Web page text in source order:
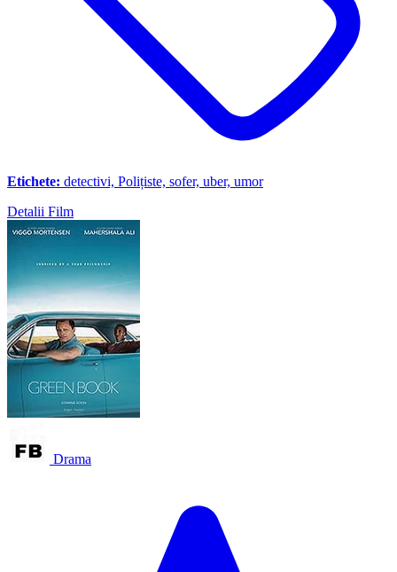
Etichete: detectivi, Polițiste, sofer, uber, umor
Detalii Film
Drama